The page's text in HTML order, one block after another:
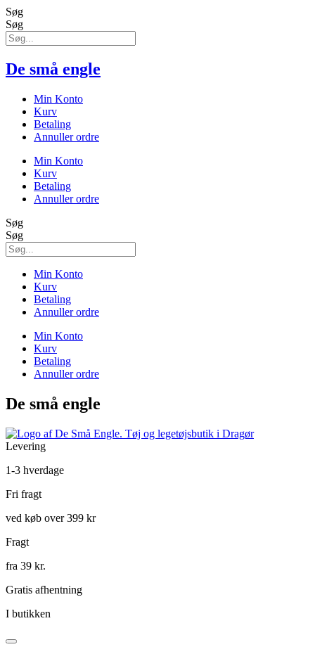
Søg
Søg
De små engle
Min Konto
Kurv
Betaling
Annuller ordre
Min Konto
Kurv
Betaling
Annuller ordre
Søg
Søg
Min Konto
Kurv
Betaling
Annuller ordre
Min Konto
Kurv
Betaling
Annuller ordre
De små engle
Levering
1-3 hverdage
Fri fragt
ved køb over 399 kr
Fragt
fra 39 kr.
Gratis afhentning
I butikken